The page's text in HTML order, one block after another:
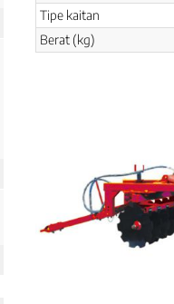
Tipe kaitan
Berat (kg)